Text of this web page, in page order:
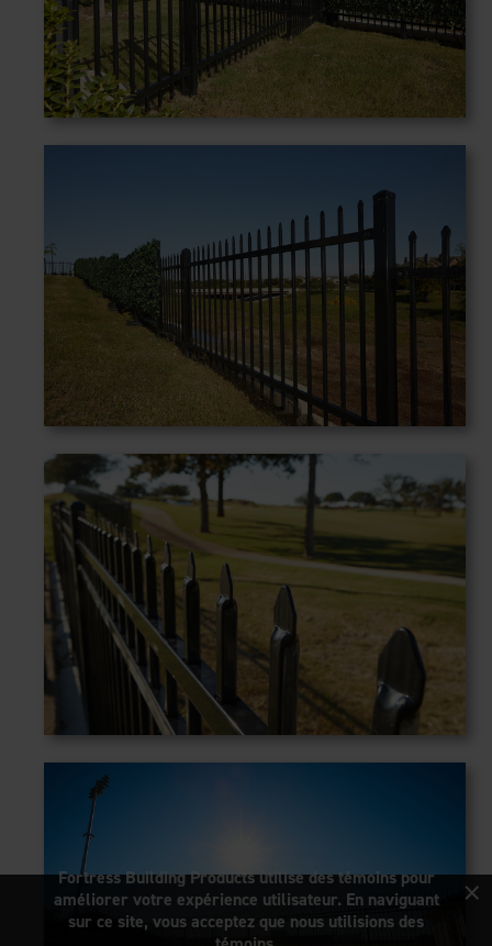
×
Fortress Building Products utilise des témoins pour
améliorer votre expérience utilisateur. En naviguant
sur ce site, vous acceptez que nous utilisions des